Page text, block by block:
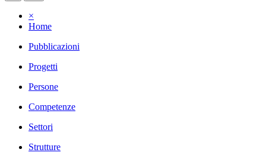
×
Home
Pubblicazioni
Progetti
Persone
Competenze
Settori
Strutture